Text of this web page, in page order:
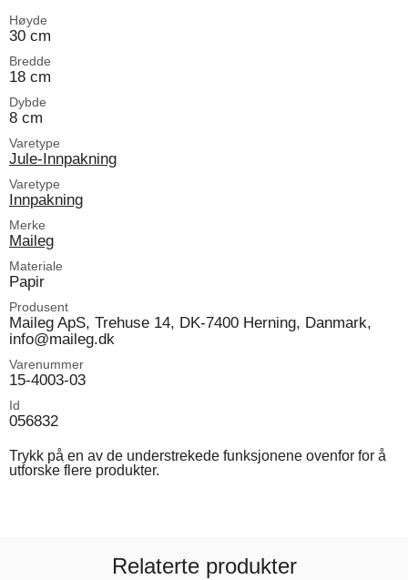
Høyde
30 cm
Bredde
18 cm
Dybde
8 cm
Varetype
Jule-Innpakning
Varetype
Innpakning
Merke
Maileg
Materiale
Papir
Produsent
Maileg ApS, Trehuse 14, DK-7400 Herning, Danmark,
info@maileg.dk
Varenummer
15-4003-03
Id
056832
Trykk på en av de understrekede funksjonene ovenfor for å
utforske flere produkter.
Relaterte produkter